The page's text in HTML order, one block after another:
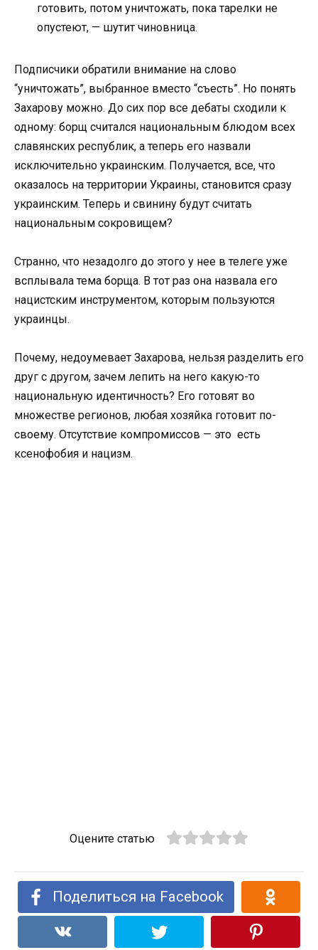
готовить, потом уничтожать, пока тарелки не
опустеют, — шутит чиновница.
Подписчики обратили внимание на слово
“уничтожать”, выбранное вместо “съесть”. Но понять
Захарову можно. До сих пор все дебаты сходили к
одному: борщ считался национальным блюдом всех
славянских республик, а теперь его назвали
исключительно украинским. Получается, все, что
оказалось на территории Украины, становится сразу
украинским. Теперь и свинину будут считать
национальным сокровищем?
Странно, что незадолго до этого у нее в телеге уже
всплывала тема борща. В тот раз она назвала его
нацистским инструментом, которым пользуются
украинцы.
Почему, недоумевает Захарова, нельзя разделить его
друг с другом, зачем лепить на него какую-то
национальную идентичность? Его готовят во
множестве регионов, любая хозяйка готовит по-
своему. Отсутствие компромиссов — это есть
ксенофобия и нацизм.
Оцените статью
Поделиться на Facebook